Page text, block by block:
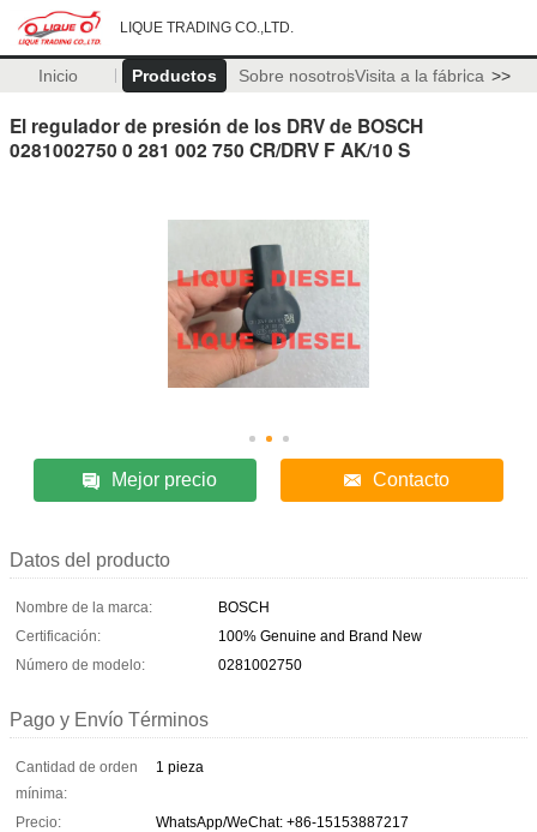
LIQUE TRADING CO.,LTD.
Inicio Productos Sobre nosotrosVisita a la fábrica >>
El regulador de presión de los DRV de BOSCH
0281002750 0 281 002 750 CR/DRV F AK/10 S
Mejor precio Contacto
Datos del producto
Nombre de la marca:
BOSCH
Certificación:
100% Genuine and Brand New
Número de modelo:
0281002750
Pago y Envío Términos
Cantidad de orden
mínima:
1 pieza
Precio:
WhatsApp/WeChat: +86-15153887217